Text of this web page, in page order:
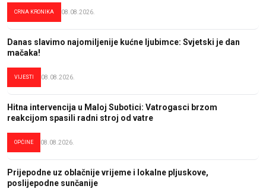
CRNA KRONIKA 08.08.2026.
Danas slavimo najomiljenije kućne ljubimce: Svjetski je dan
mačaka!
VIJESTI 08.08.2026.
Hitna intervencija u Maloj Subotici: Vatrogasci brzom
reakcijom spasili radni stroj od vatre
OPĆINE 08.08.2026.
Prijepodne uz oblačnije vrijeme i lokalne pljuskove,
poslijepodne sunčanije